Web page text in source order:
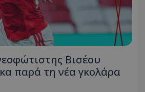
Βισέου
παρά τη νέα γκολάρα